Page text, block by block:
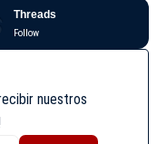
Threads
Follow
nuestros